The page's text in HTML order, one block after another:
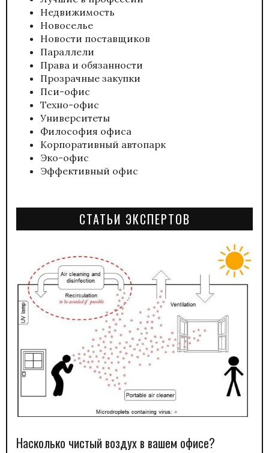
Недвижимость
Новоселье
Новости поставщиков
Параллели
Права и обязанности
Прозрачные закупки
Пси-офис
Техно-офис
Университеты
Философия офиса
Корпоративный автопарк
Эко-офис
Эффективный офис
СТАТЬИ ЭКСПЕРТОВ
Насколько чистый воздух в вашем офисе?